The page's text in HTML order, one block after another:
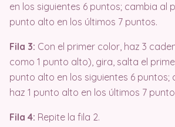
en los siguientes 6 puntos; cambia al
punto alto en los últimos 7 puntos.
Fila 3: Con el primer color, haz 3
como 1 punto alto), gira, salta el
punto alto en los siguientes 6 puntos;
haz 1 punto alto en los últimos 7
Fila 4: Repite la fila 2.